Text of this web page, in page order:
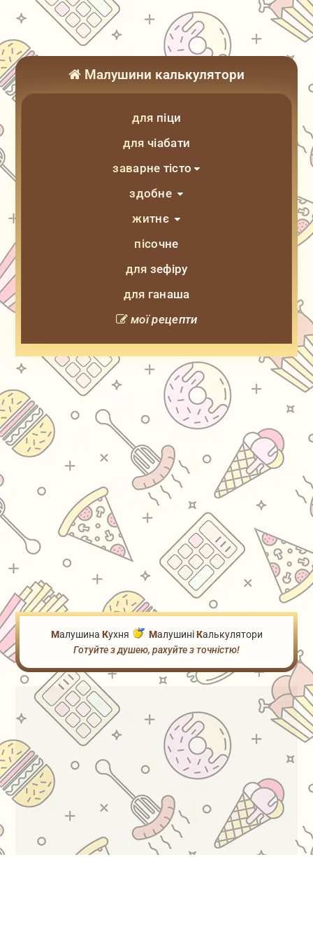
Малушини калькулятори
для піци
для чіабати
заварне тісто
здобне
житнє
пісочне
для зефіру
для ганаша
мої рецепти
Малушина Кухня МалушиніКалькулятори
Готуйте з душею, рахуйте з точністю!